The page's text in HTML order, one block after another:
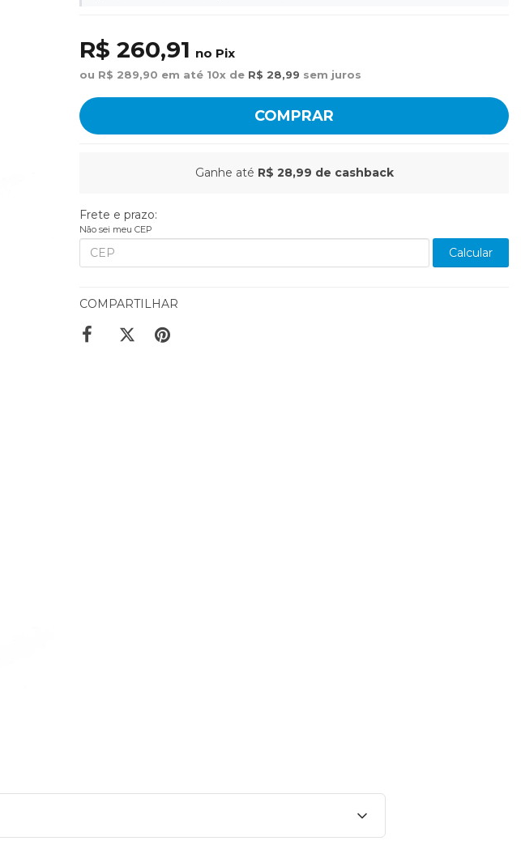
R$ 260,91 no Pix
ou R$ 289,90 em até 10x de R$ 28,99 sem juros
COMPRAR
Ganhe até R$ 28,99 de cashback
Frete e prazo:
Não sei meu CEP
Calcular
COMPARTILHAR